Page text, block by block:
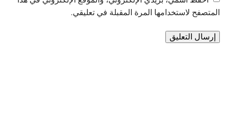
المتصفح لاستخدامها المرة المقبلة في تعليقي.